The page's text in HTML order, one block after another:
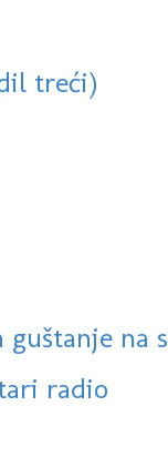
treći)
guštanje na
radio